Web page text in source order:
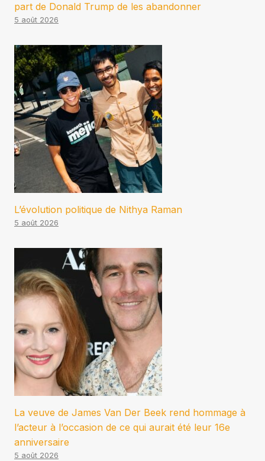
part de Donald Trump de les abandonner
5 août 2026
L’évolution politique de Nithya Raman
5 août 2026
La veuve de James Van Der Beek rend hommage à
l’acteur à l’occasion de ce qui aurait été leur 16e
anniversaire
5 août 2026